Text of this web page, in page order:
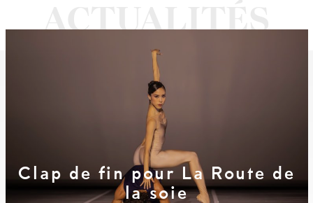
Clap de fin pour La Route de
la soie